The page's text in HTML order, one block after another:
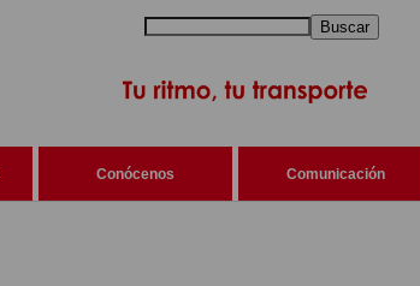
Buscar
Conócenos Comunicación